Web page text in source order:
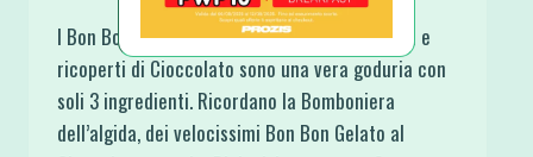
I Bon Bon di Banana ripieni di Burro d’Arachidi e
ricoperti di Cioccolato sono una vera goduria con
soli 3 ingredienti. Ricordano la Bomboniera
dell’algida, dei velocissimi Bon Bon Gelato al